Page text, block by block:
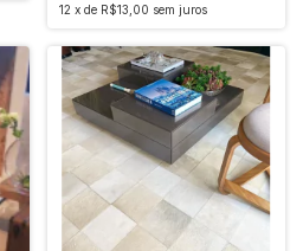
12 x de R$13,00 sem juros